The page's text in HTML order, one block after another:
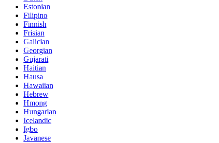
Estonian
Filipino
Finnish
Frisian
Galician
Georgian
Gujarati
Haitian
Hausa
Hawaiian
Hebrew
Hmong
Hungarian
Icelandic
Igbo
Javanese